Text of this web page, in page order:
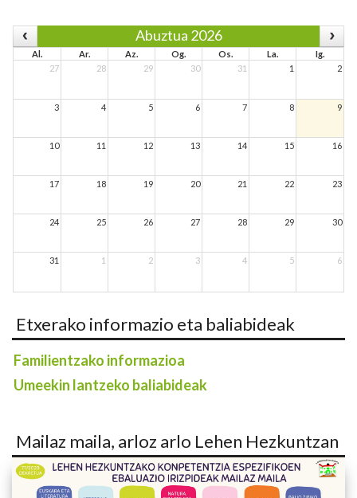
Abuztua 2026
Al. Ar. Az. Og. Os. La.
Ig.
27
28 29 30 31 1 2
3 4 5 6 7 8 9
10 11 12 13 14 15 16
17 18 19 20 21 22 23
24 25 26 27 28 29 30
31 1 2 3 4 5 6
Etxerako informazio eta baliabideak
Familientzako informazioa
Umeekin lantzeko baliabideak
Mailaz maila, arloz arlo Lehen Hezkuntzan